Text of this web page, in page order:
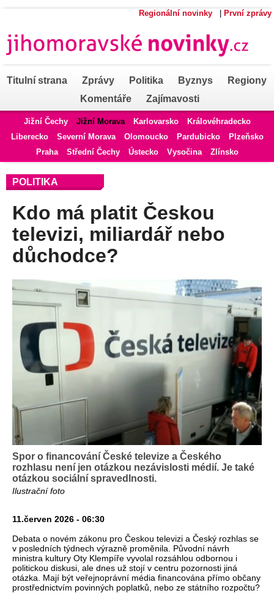
Regionální novinky První zprávy
Titulní strana Zprávy Politika Byznys
Regiony
Komentáře
Zajímavosti
Jižní Čechy Jižní Morava Karlovarsko
Královéhradecko
Liberecko
Severní Morava Olomoucko Pardubicko
Plzeňsko
Praha
Střední Čechy Ústecko Vysočina Zlínsko
POLITIKA
Kdo má platit Českou
televizi, miliardář nebo
důchodce?
Spor o financování České televize a Českého
rozhlasu není jen otázkou nezávislosti médií. Je také
otázkou sociální spravedlnosti.
Ilustrační foto
11.červen 2026 - 06:30
Debata o novém zákonu pro Českou televizi a Český rozhlas se
v posledních týdnech výrazně proměnila. Původní návrh
ministra kultury Oty Klempíře vyvolal rozsáhlou odbornou i
politickou diskusi, ale dnes už stojí v centru pozornosti jiná
otázka. Mají být veřejnoprávní média financována přímo občany
prostřednictvím povinných poplatků, nebo ze státního rozpočtu?